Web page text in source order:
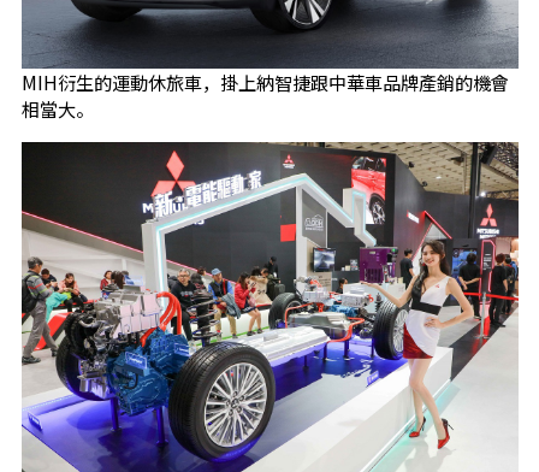
MIH衍生的運動休旅車，掛上納智捷跟中華車品牌產銷的機會
相當大。